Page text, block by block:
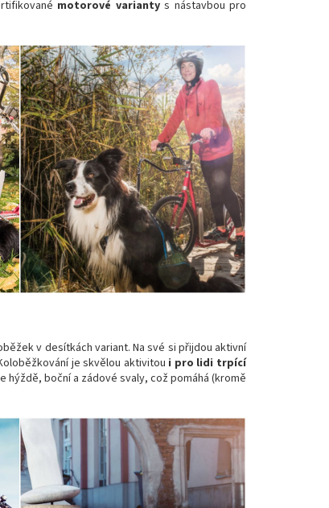
motorové variantys nástavbou pro
v desítkách variant. Na své si přijdou aktivní
je skvělou aktivitou i pro lidi trpící
hýždě, boční a zádové svaly, což pomáhá (kromě